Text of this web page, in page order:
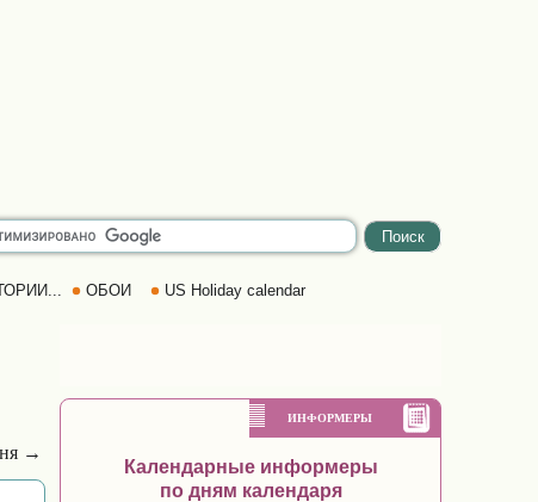
ОБОИ US Holiday calendar
→
ИНФОРМЕРЫ
Календарные информеры
по дням календаря